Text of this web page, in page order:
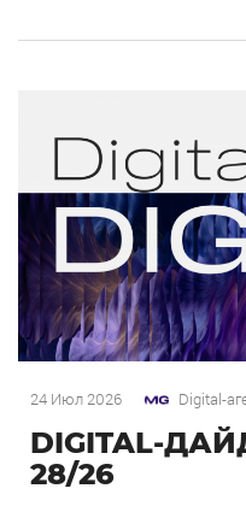
Директе появился
коллтрекинг — без
24 Июл 2026 Digital-
DIGITAL-
28/26